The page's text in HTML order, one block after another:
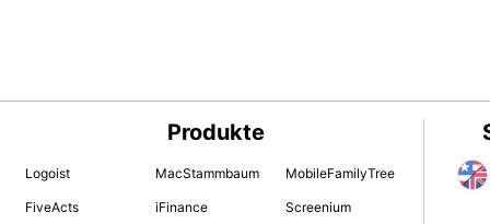
Produkte
Logoist MacStammbaum MobileFamilyTree
FiveActs iFinance Screenium